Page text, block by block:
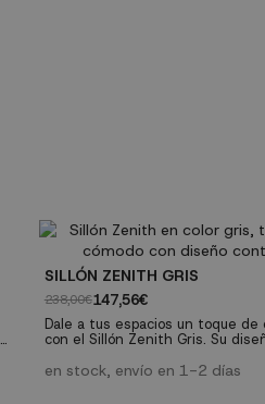
SILLÓN ZENITH GRIS
238,00€147,56€
Dale a tus espacios un toque
con el Sillón Zenith Gris. Su
neutro, lo convierten en una
en stock, envío en 1-2 días